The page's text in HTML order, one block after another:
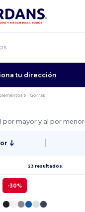
Wordans
en app!
tu dirección
Gorras
por mayor y al por menor
23 resultados.
-30%